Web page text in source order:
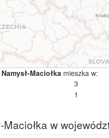
Namysł-Maciołka mieszka w:
3
1
w